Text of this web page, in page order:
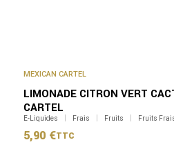
MEXICAN CARTEL
LIMONADE CITRON VERT
CARTEL
E-Liquides Frais Fruits Fruits
5,90 €TTC